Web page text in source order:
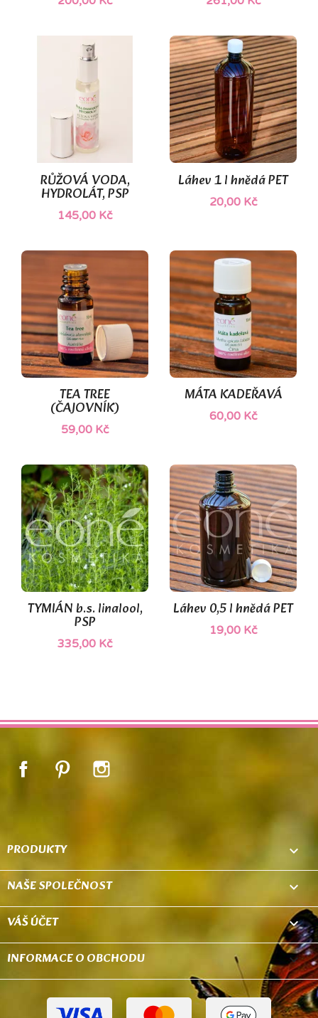
RŮŽOVÁ VODA,
HYDROLÁT, PSP
145,00 Kč
Láhev 1 l hnědá PET
20,00 Kč
TEA TREE
(ČAJOVNÍK)
59,00 Kč
MÁTA KADEŘAVÁ
60,00 Kč
TYMIÁN b.s. linalool,
PSP
335,00 Kč
(1)
Láhev 0,5 l hnědá PET
19,00 Kč
FacebookPinterest
PRODUKTY 
NAŠE SPOLEČNOST 
VÁŠ ÚČET 
INFORMACE O OBCHODU keyboard_arrow_down